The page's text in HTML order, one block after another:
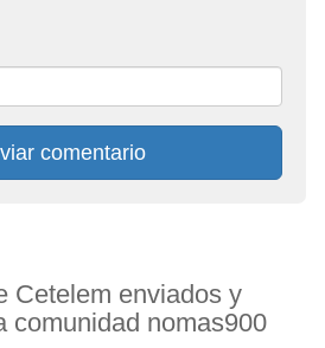
comentario
Cetelem enviados y
comunidad nomas900